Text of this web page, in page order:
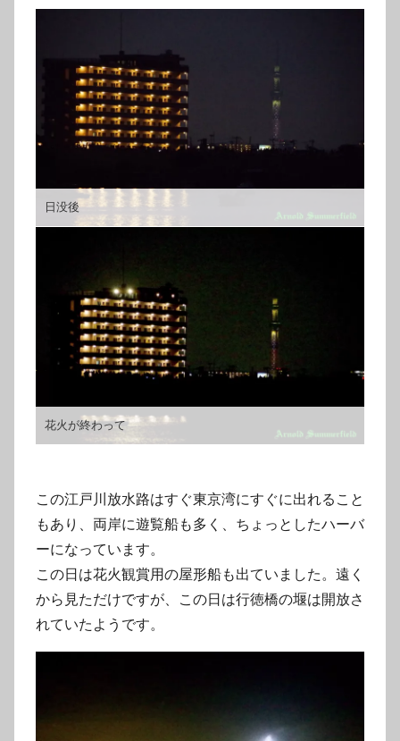
日没後
花火が終わって
この江戸川放水路はすぐ東京湾にすぐに出れること
もあり、両岸に遊覧船も多く、ちょっとしたハーバ
ーになっています。
この日は花火観賞用の屋形船も出ていました。遠く
から見ただけですが、この日は行徳橋の堰は開放さ
れていたようです。